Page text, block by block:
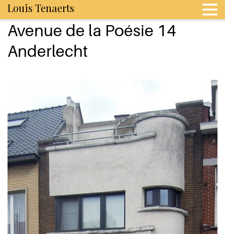
Louis Tenaerts
Avenue de la Poésie 14
Anderlecht